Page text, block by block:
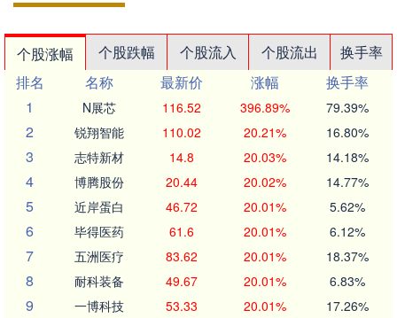
个股涨幅 个股跌幅 个股流入 个股流出
换手率
排名
名称 最新价 涨幅
换手率
1
N展芯 116.52 396.89% 79.39%
2 锐翔智能 110.02 20.21% 16.80%
3 志特新材 14.8 20.03% 14.18%
4 博腾股份 20.44 20.02% 14.77%
5 近岸蛋白 46.72 20.01% 5.62%
6 毕得医药 61.6 20.01% 6.12%
7 五洲医疗 83.62 20.01% 18.37%
8 耐科装备 49.67 20.01% 6.83%
9 一博科技 53.33 20.01% 17.26%